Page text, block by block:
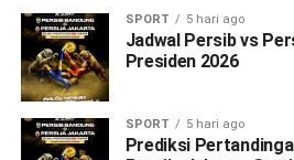
SPORT 5 hari ago
Jadwal Persib vs
Presiden 2026
SPORT 5 hari ago
Prediksi